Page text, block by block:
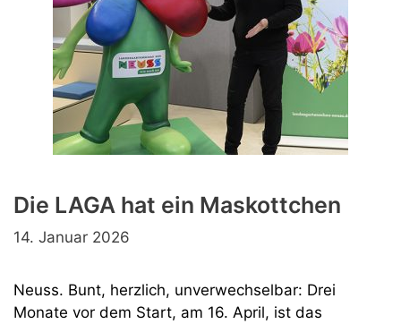
Die LAGA hat ein Maskottchen
14. Januar 2026
Neuss. Bunt, herzlich, unverwechselbar: Drei
Monate vor dem Start, am 16. April, ist das